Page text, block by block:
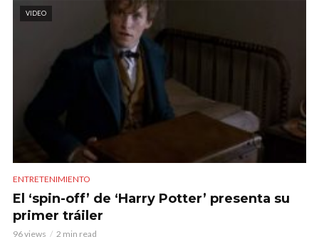
VIDEO
ENTRETENIMIENTO
El ‘spin-off’ de ‘Harry Potter’ presenta su
primer tráiler
96 views 2 min read